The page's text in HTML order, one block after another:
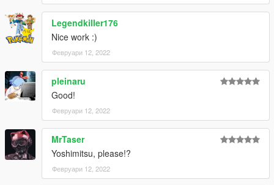
Legendkiller176
Nice work :)
Февруари 12, 2022
pleinaru
Good!
Февруари 12, 2022
MrTaser
Yoshimitsu, please!?
Февруари 12, 2022